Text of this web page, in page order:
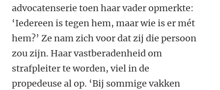
advocatenserie toen haar vader opmerkte:
‘Iedereen is tegen hem, maar wie is er mét
hem?’ Ze nam zich voor dat zij die persoon
zou zijn. Haar vastberadenheid om
strafpleiter te worden, viel in de
propedeuse al op. ‘Bij sommige vakken